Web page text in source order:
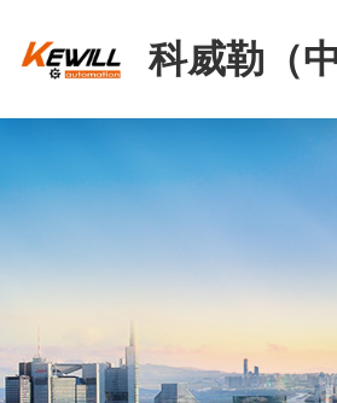
科威勒（